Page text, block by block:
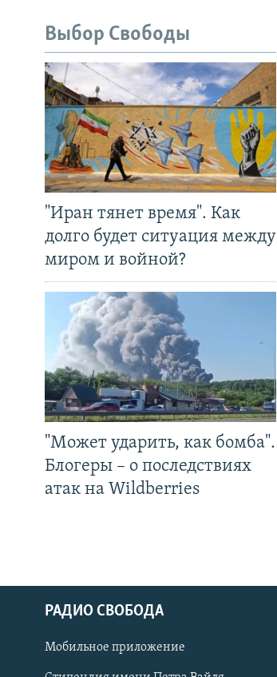
СОЦИАЛЬНЫЕ СЕТИ
Выбор Свободы
"Иран тянет время". Как
долго будет ситуация между
миром и войной?
"Может ударить, как бомба".
Блогеры – о последствиях
атак на Wildberries
РАДИО СВОБОДА
Мобильное приложение